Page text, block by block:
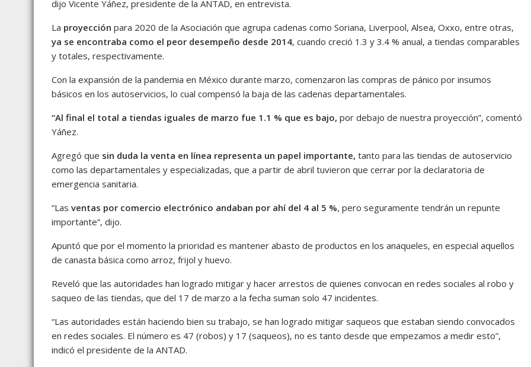
dijo Vicente Yáñez, presidente de la ANTAD, en entrevista.
La proyección para 2020 de la Asociación que agrupa cadenas como Soriana, Liverpool, Alsea, Oxxo, entre otras,
ya se encontraba como el peor desempeño desde 2014, cuando creció 1.3 y 3.4 % anual, a tiendas comparables
y totales, respectivamente.
Con la expansión de la pandemia en México durante marzo, comenzaron las compras de pánico por insumos
básicos en los autoservicios, lo cual compensó la baja de las cadenas departamentales.
“Al final el total a tiendas iguales de marzo fue 1.1 % que es bajo, por debajo de nuestra proyección”, comentó
Yáñez.
Agregó que sin duda la venta en línea representa un papel importante, tanto para las tiendas de autoservicio
como las departamentales y especializadas, que a partir de abril tuvieron que cerrar por la declaratoria de
emergencia sanitaria.
“Las ventas por comercio electrónico andaban por ahí del 4 al 5 %, pero seguramente tendrán un repunte
importante”, dijo.
Apuntó que por el momento la prioridad es mantener abasto de productos en los anaqueles, en especial aquellos
de canasta básica como arroz, frijol y huevo.
Reveló que las autoridades han logrado mitigar y hacer arrestos de quienes convocan en redes sociales al robo y
saqueo de las tiendas, que del 17 de marzo a la fecha suman solo 47 incidentes.
“Las autoridades están haciendo bien su trabajo, se han logrado mitigar saqueos que estaban siendo convocados
en redes sociales. El número es 47 (robos) y 17 (saqueos), no es tanto desde que empezamos a medir esto”,
indicó el presidente de la ANTAD.